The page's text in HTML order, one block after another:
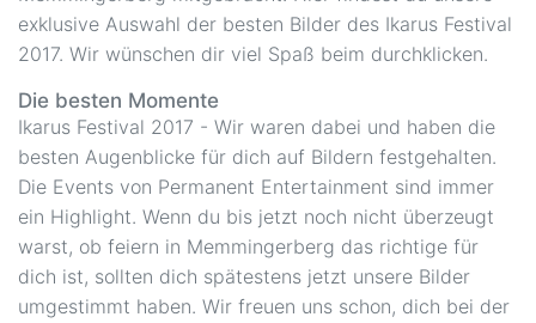
exklusive Auswahl der besten Bilder des Ikarus Festival
2017. Wir wünschen dir viel Spaß beim durchklicken.
Die besten Momente
Ikarus Festival 2017 - Wir waren dabei und haben die
besten Augenblicke für dich auf Bildern festgehalten.
Die Events von Permanent Entertainment sind immer
ein Highlight. Wenn du bis jetzt noch nicht überzeugt
warst, ob feiern in Memmingerberg das richtige für
dich ist, sollten dich spätestens jetzt unsere Bilder
umgestimmt haben. Wir freuen uns schon, dich bei der